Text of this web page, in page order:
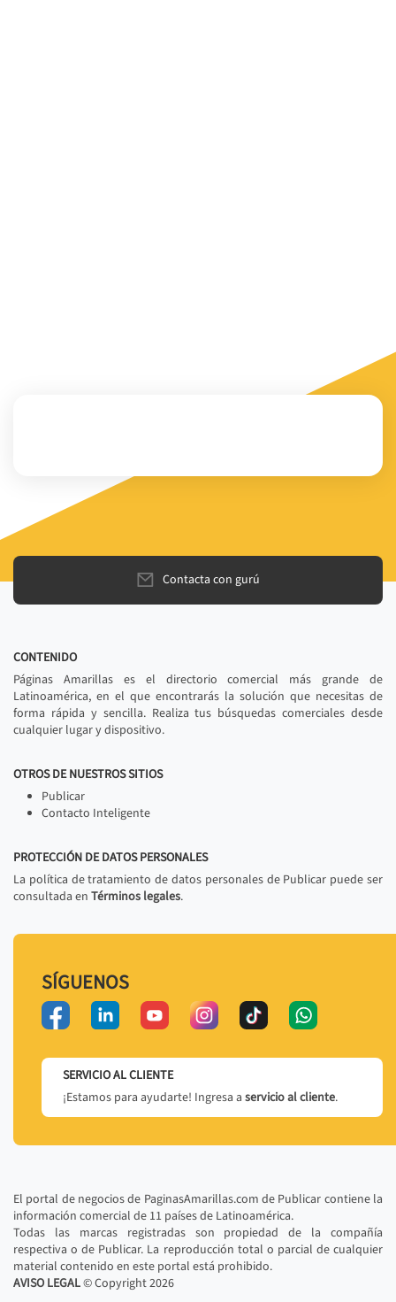
Contacta con gurú
CONTENIDO
Páginas Amarillas es el directorio comercial más grande de
Latinoamérica, en el que encontrarás la solución que necesitas de
forma rápida y sencilla. Realiza tus búsquedas comerciales desde
cualquier lugar y dispositivo.
OTROS DE NUESTROS SITIOS
Publicar
Contacto Inteligente
PROTECCIÓN DE DATOS PERSONALES
La política de tratamiento de datos personales de Publicar puede ser
consultada en Términos legales.
SÍGUENOS
SERVICIO AL CLIENTE
¡Estamos para ayudarte! Ingresa a servicio al cliente.
El portal de negocios de PaginasAmarillas.com de Publicar contiene la
información comercial de 11 países de Latinoamérica.
Todas las marcas registradas son propiedad de la compañía
respectiva o de Publicar. La reproducción total o parcial de cualquier
material contenido en este portal está prohibido.
AVISO LEGAL© Copyright2026